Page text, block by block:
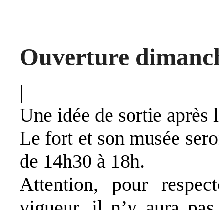
Ouverture
|
Une idée de sortie après
Le fort et son musée
de 14h30 à 18h.
Attention, pour